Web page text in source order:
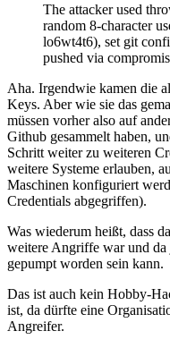
The attacker used
random 8-character
lo6wt4t6), set git
pushed via
Aha. Irgendwie kamen die
Keys. Aber wie sie das
müssen vorher also auf
Github gesammelt haben,
Schritt weiter zu weiteren
weitere Systeme erlauben,
Maschinen konfiguriert
Credentials abgegriffen).
Was wiederum heißt, dass
weitere Angriffe war und da
gepumpt worden sein kann.
Das ist auch kein Hobby-
ist, da dürfte eine
Angreifer.